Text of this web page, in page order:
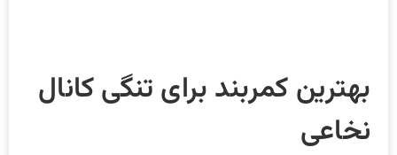
بهترین کمربند برای تنگی کانال
نخاعی